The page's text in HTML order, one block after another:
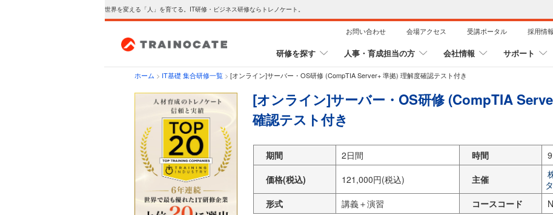
世界を変える「人」を育てる。IT研修・ビジネス研修ならトレノケート。
お問い合わせ 会場アクセス 受講ポータル 採用情報
研修を探す 人事・育成担当の方 会社情報 サポート
ホーム > IT基礎 集合研修一覧 > [オンライン]サーバー・OS研修 (CompTIA Server+ 準拠) 理解度確認テスト付き
[オンライン]サーバー・OS研修 (CompTIA
確認テスト付き
期間 2日間 時間
価格(税込)
121,000円(税込) 主催
タ
形式
講義＋演習 コースコード